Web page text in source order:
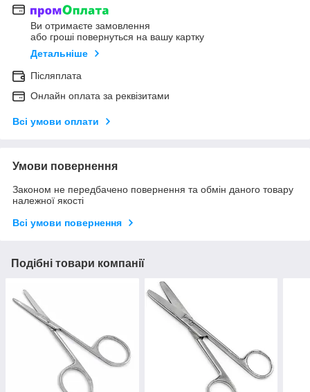
Ви отримаєте замовлення
або гроші повернуться на вашу картку
Детальніше
Післяплата
Онлайн оплата за реквізитами
Всі умови оплати
Умови повернення
Законом не передбачено повернення та обмін даного товару
належної якості
Всі умови повернення
Подібні товари компанії